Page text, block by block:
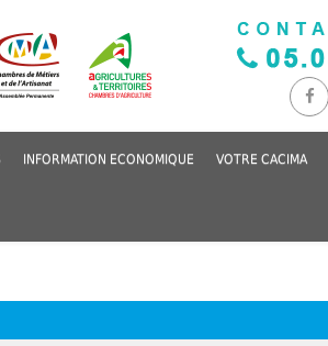
INFORMATION ECONOMIQUE VOTRE CACIMA